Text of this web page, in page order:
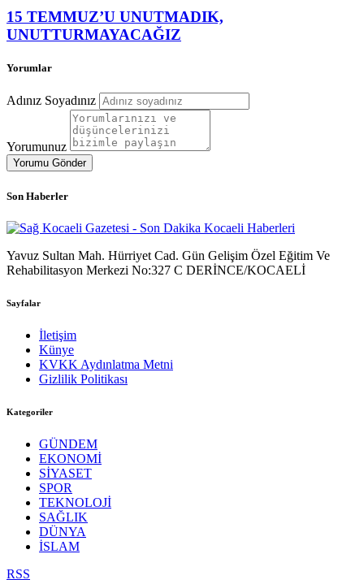
15 TEMMUZ’U UNUTMADIK,
UNUTTURMAYACAĞIZ
Yorumlar
Adınız Soyadınız
Yorumunuz
Yorumu Gönder
Son Haberler
Yavuz Sultan Mah. Hürriyet Cad. Gün Gelişim Özel Eğitim Ve
Rehabilitasyon Merkezi No:327 C DERİNCE/KOCAELİ
Sayfalar
İletişim
Künye
KVKK Aydınlatma Metni
Gizlilik Politikası
Kategoriler
GÜNDEM
EKONOMİ
SİYASET
SPOR
TEKNOLOJİ
SAĞLIK
DÜNYA
İSLAM
RSS